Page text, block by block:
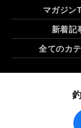
マガジン
新着記
全てのカ